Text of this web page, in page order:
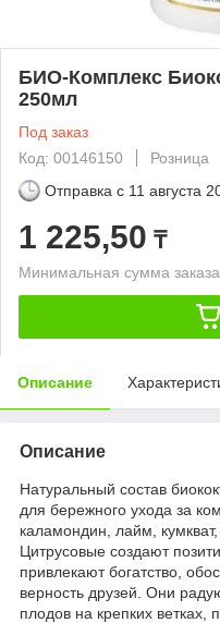
БИО-Комплекс
250мл
Под заказ
Код: 00146150
Розница
Отправка с 11 августа
1 225,50 ₸
Минимальная сумма
Описание
Описание
Натуральный состав
для бережного ухода за
каламондин, лайм,
Цитрусовые создают
привлекают богатство,
верность друзей. Они
плодов на крепких ветках,